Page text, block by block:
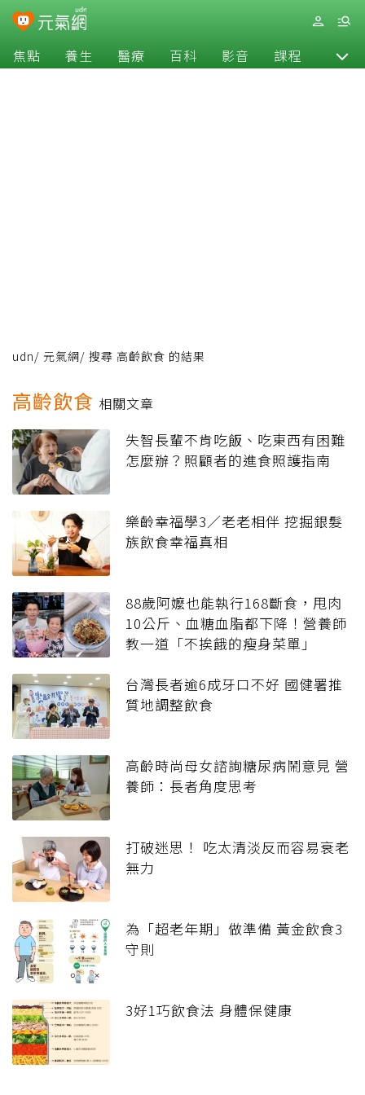
焦點 養生 醫療 百科 影音 課程 退休
udn/ 元氣網/ 搜尋 高齡飲食 的結果
高齡飲食 相關文章
失智長輩不肯吃飯、吃東西有困難
怎麼辦？照顧者的進食照護指南
樂齡幸福學3／老老相伴 挖掘銀髮
族飲食幸福真相
88歲阿嬤也能執行168斷食，甩肉
10公斤、血糖血脂都下降！營養師
教一道「不挨餓的瘦身菜單」
台灣長者逾6成牙口不好 國健署推
質地調整飲食
高齡時尚母女諮詢糖尿病鬧意見 營
養師：長者角度思考
打破迷思！ 吃太清淡反而容易衰老
無力
為「超老年期」做準備 黃金飲食3
守則
3好1巧飲食法 身體保健康